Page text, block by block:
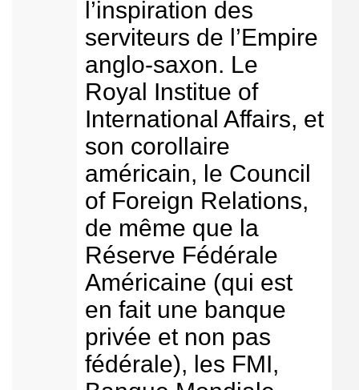
l’inspiration des
serviteurs de l’Empire
anglo-saxon. Le
Royal Institue of
International Affairs, et
son corollaire
américain, le Council
of Foreign Relations,
de même que la
Réserve Fédérale
Américaine (qui est
en fait une banque
privée et non pas
fédérale), les FMI,